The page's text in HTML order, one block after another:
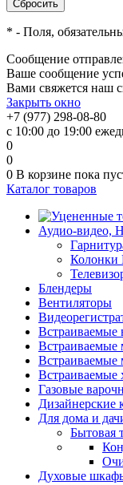
* - Поля,
Сообщение
Ваше сообщение
Вами свяжется наш
Закрыть окно
+7 (977) 298-08-80
с 10:00 до 19:00
0
0
0 В корзине пока
Каталог товаров
Аудио-видео,
Колонки
Блендеры
Вентиляторы
Встраиваемые
Встраиваемые
Встраиваемые
Встраиваемые
Газовые
Для дома и
Бытовая
Духовые